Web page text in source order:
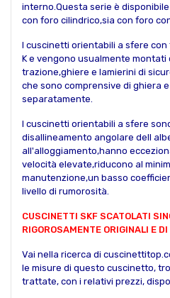
interno.Questa serie è
con foro cilindrico,sia con foro
I cuscinetti orientabili a sfere
K e vengono usualmente montati
trazione,ghiere e lamierini di
che sono comprensive di ghiera
separatamente.
I cuscinetti orientabili a sfere
disallineamento angolare dell
all'alloggiamento,hanno
velocità elevate,riducono al
manutenzione,un basso
livello di rumorosità.
CUSCINETTI SKF SCATOLATI
RIGOROSAMENTE ORIGINALI E
Vai nella ricerca di
le misure di questo cuscinetto,
trattate, con i relativi prezzi,